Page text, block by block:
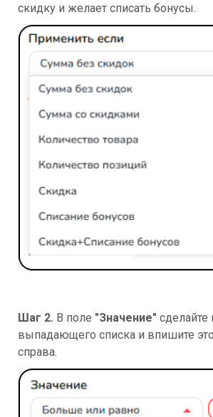
скидку и желает списать бонусы.
Шаг 2. В поле "Значение"
выпадающего списка и впишите
справа.